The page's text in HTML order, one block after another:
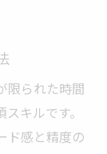
限られた時間
キルです。
ド感と精度の